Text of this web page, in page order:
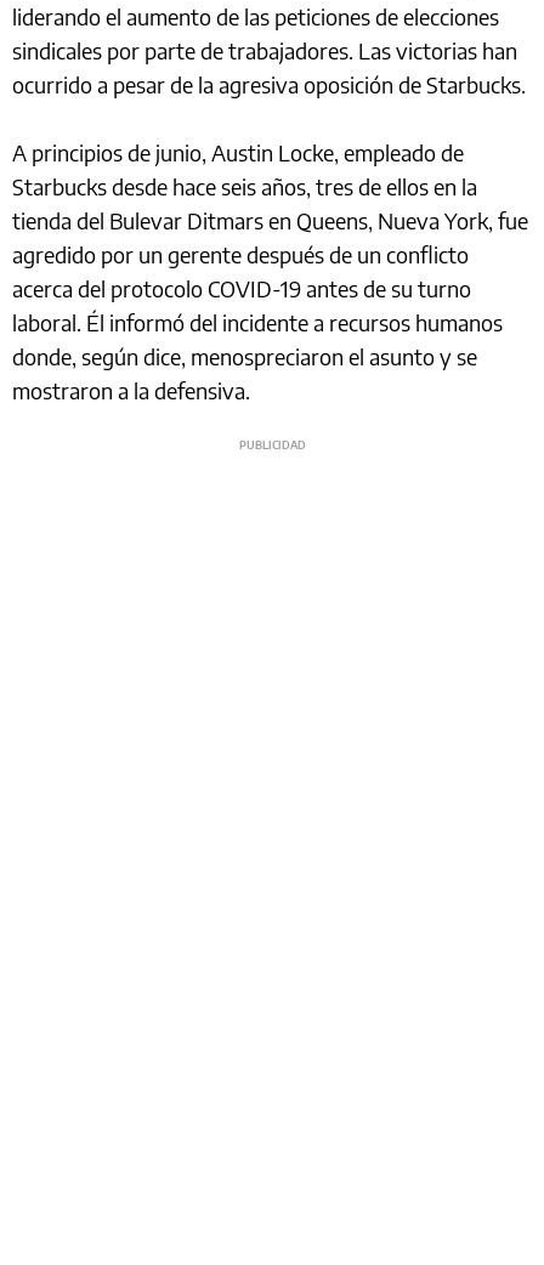
liderando el aumento de las peticiones de elecciones
sindicales por parte de trabajadores. Las victorias han
ocurrido a pesar de la agresiva oposición de Starbucks.
A principios de junio, Austin Locke, empleado de
Starbucks desde hace seis años, tres de ellos en la
tienda del Bulevar Ditmars en Queens, Nueva York, fue
agredido por un gerente después de un conflicto
acerca del protocolo COVID-19 antes de su turno
laboral. Él informó del incidente a recursos humanos
donde, según dice, menospreciaron el asunto y se
mostraron a la defensiva.